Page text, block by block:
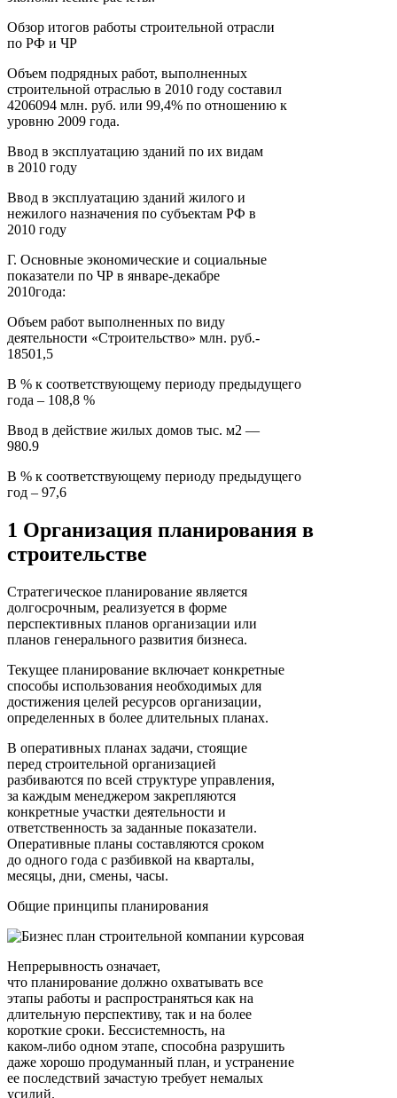
Обзор итогов работы строительной отрасли
по РФ и ЧР
Объем подрядных работ, выполненных
строительной отраслью в 2010 году составил
4206094 млн. руб. или 99,4% по отношению к
уровню 2009 года.
Ввод в эксплуатацию зданий по их видам
в 2010 году
Ввод в эксплуатацию зданий жилого и
нежилого назначения по субъектам РФ в
2010 году
Г. Основные экономические и социальные
показатели по ЧР в январе-декабре
2010года:
Объем работ выполненных по виду
деятельности «Строительство» млн. руб.-
18501,5
В % к соответствующему периоду предыдущего
года – 108,8 %
Ввод в действие жилых домов тыс. м2 —
980.9
В % к соответствующему периоду предыдущего
год – 97,6
1 Организация планирования в
строительстве
Стратегическое планирование является
долгосрочным, реализуется в форме
перспективных планов организации или
планов генерального развития бизнеса.
Текущее планирование включает конкретные
способы использования необходимых для
достижения целей ресурсов организации,
определенных в более длительных планах.
В оперативных планах задачи, стоящие
перед строительной организацией
разбиваются по всей структуре управления,
за каждым менеджером закрепляются
конкретные участки деятельности и
ответственность за заданные показатели.
Оперативные планы составляются сроком
до одного года с разбивкой на кварталы,
месяцы, дни, смены, часы.
Общие принципы планирования
Непрерывность означает,
что планирование должно охватывать все
этапы работы и распространяться как на
длительную перспективу, так и на более
короткие сроки. Бессистемность, на
каком-либо одном этапе, способна разрушить
даже хорошо продуманный план, и устранение
ее последствий зачастую требует немалых
усилий.